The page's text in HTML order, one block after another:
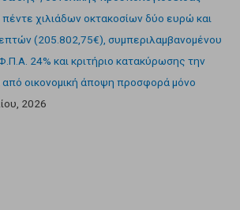
χιλιάδων οκτακοσίων δύο ευρώ και
(205.802,75€), συμπεριλαμβανομένου
24% και κριτήριο κατακύρωσης την
οικονομική άποψη προσφορά μόνο
2026